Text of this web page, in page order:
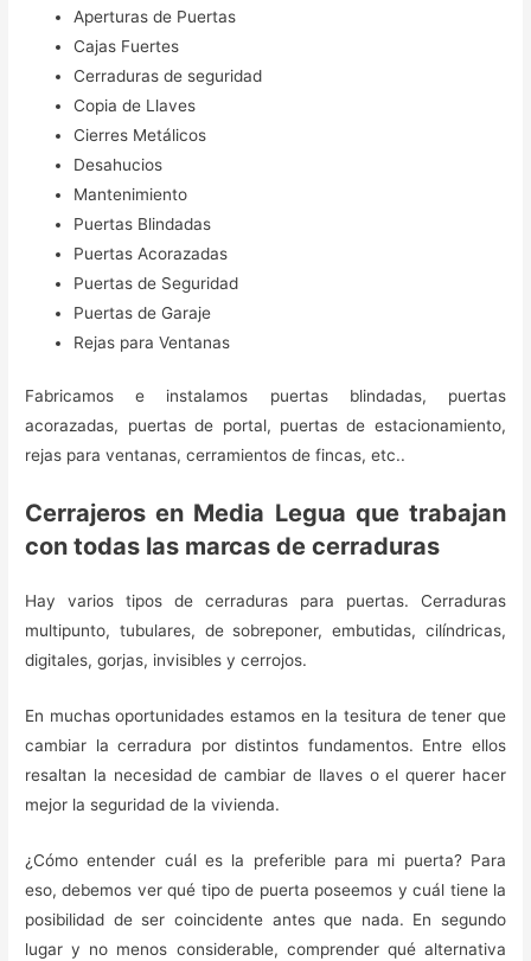
Aperturas de Puertas
Cajas Fuertes
Cerraduras de seguridad
Copia de Llaves
Cierres Metálicos
Desahucios
Mantenimiento
Puertas Blindadas
Puertas Acorazadas
Puertas de Seguridad
Puertas de Garaje
Rejas para Ventanas
Fabricamos e instalamos puertas blindadas, puertas
acorazadas, puertas de portal, puertas de estacionamiento,
rejas para ventanas, cerramientos de fincas, etc..
Cerrajeros en Media Legua que trabajan
con todas las marcas de cerraduras
Hay varios tipos de cerraduras para puertas. Cerraduras
multipunto, tubulares, de sobreponer, embutidas, cilíndricas,
digitales, gorjas, invisibles y cerrojos.
En muchas oportunidades estamos en la tesitura de tener que
cambiar la cerradura por distintos fundamentos. Entre ellos
resaltan la necesidad de cambiar de llaves o el querer hacer
mejor la seguridad de la vivienda.
¿Cómo entender cuál es la preferible para mi puerta? Para
eso, debemos ver qué tipo de puerta poseemos y cuál tiene la
posibilidad de ser coincidente antes que nada. En segundo
lugar y no menos considerable, comprender qué alternativa